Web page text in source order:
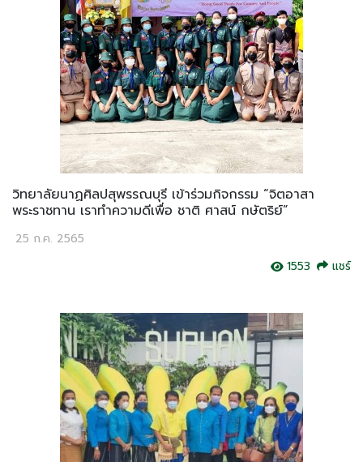
วิทยาลัยนาฏศิลปสุพรรณบุรี เข้าร่วมกิจกรรม “จิตอาสา
พระราชทาน เราทำความดีเพื่อ ชาติ ศาสน์ กษัตริย์”
25 ก.ค. 2565
1553
แชร์